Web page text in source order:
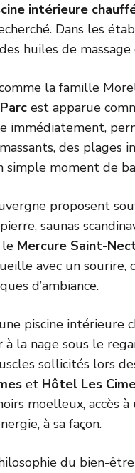
intérieure
Dans les
huiles de
la famille
est apparue
immédiatement,
des plages
simple moment de
proposent
saunas
le Mercure Saint-
avec un
d’ambiance.
piscine intérieure
à la nage sous le
sollicités lors
et Hôtel Les
moelleux, accès
à sa façon.
du bien-